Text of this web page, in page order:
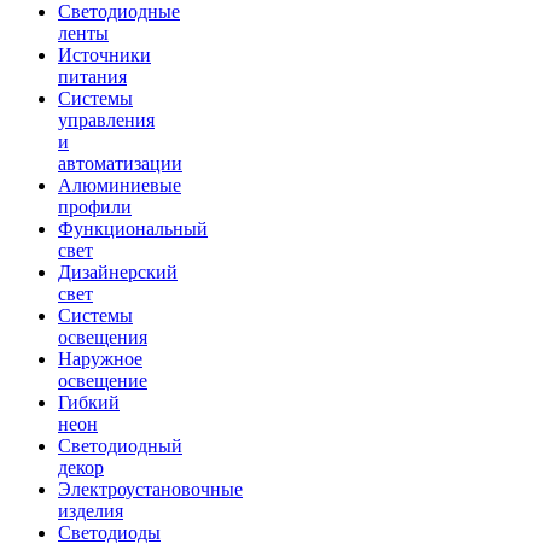
Светодиодные
ленты
Источники
питания
Системы
управления
и
автоматизации
Алюминиевые
профили
Функциональный
свет
Дизайнерский
свет
Системы
освещения
Наружное
освещение
Гибкий
неон
Светодиодный
декор
Электроустановочные
изделия
Светодиоды